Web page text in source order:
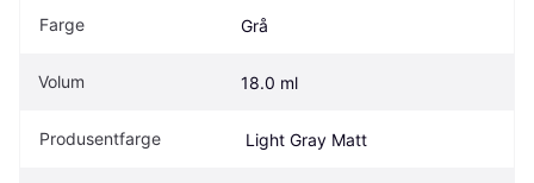
Farge Grå
Volum 18.0 ml
Produsentfarge Light Gray Matt